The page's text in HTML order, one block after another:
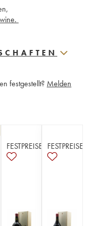
festgestellt? Melden
FESTPREISE FESTPREISE